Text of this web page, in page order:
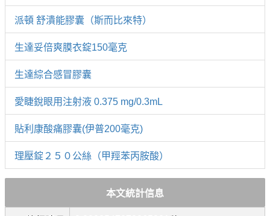
派頓 舒潰能膠囊（斯而比來特）
生達妥倍爽膜衣錠150毫克
生達綜合感冒膠囊
愛睫銳眼用注射液 0.375 mg/0.3mL
貼利康酸痛膠囊(伊普200毫克)
理壓錠２５０公絲（甲羥苯丙胺酸）
本文統計信息